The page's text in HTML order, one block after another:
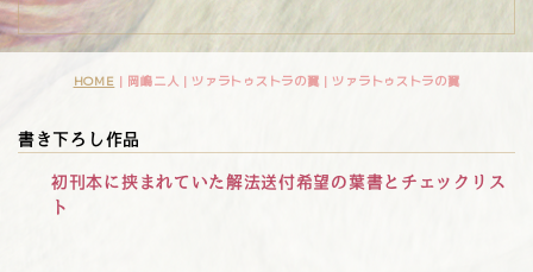
HOME | 岡嶋二人 | ツァラトゥストラの翼 | ツァラトゥストラの翼
書き下ろし作品
初刊本に挟まれていた解法送付希望の葉書とチェックリス
ト